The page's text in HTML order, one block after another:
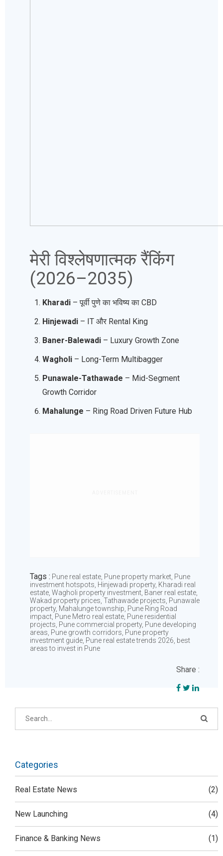
मेरी विश्लेषणात्मक रैंकिंग
(2026–2035)
Kharadi – पूर्वी पुणे का भविष्य का CBD
Hinjewadi – IT और Rental King
Baner-Balewadi – Luxury Growth Zone
Wagholi – Long-Term Multibagger
Punawale-Tathawade – Mid-Segment
Growth Corridor
Mahalunge – Ring Road Driven Future Hub
Tags : Pune real estate, Pune property market, Pune
investment hotspots, Hinjewadi property, Kharadi real
estate, Wagholi property investment, Baner real estate,
Wakad property prices, Tathawade projects, Punawale
property, Mahalunge township, Pune Ring Road
impact, Pune Metro real estate, Pune residential
projects, Pune commercial property, Pune developing
areas, Pune growth corridors, Pune property
investment guide, Pune real estate trends 2026, best
areas to invest in Pune
Share :
Categories
Real Estate News (2)
New Launching (4)
Finance & Banking News (1)